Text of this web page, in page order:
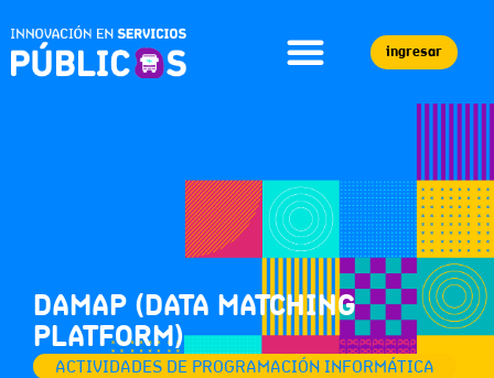
ingresar
DAMAP (DATA MATCHING
PLATFORM)
ACTIVIDADES DE PROGRAMACIÓN INFORMÁTICA